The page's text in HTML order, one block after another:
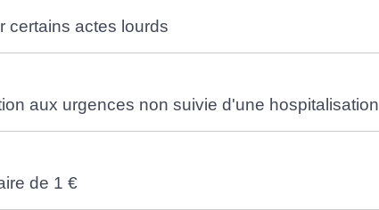
certains actes lourds
aux urgences non suivie d'une hospitalisation
de 1 €